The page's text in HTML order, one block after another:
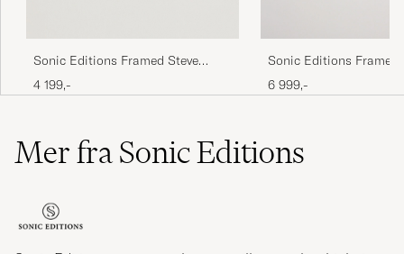
Sonic Editions Framed Steve
McQueen 1963
4 199,-
Sonic Editions Framed
Aarons Lounging in
6 999,-
Mer fra Sonic Editions